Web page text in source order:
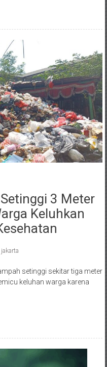
3 Meter
Keluhkan
jakarta
setinggi sekitar tiga meter
keluhan warga karena